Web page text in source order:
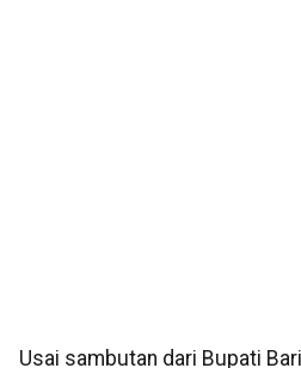
Usai sambutan dari Bupati